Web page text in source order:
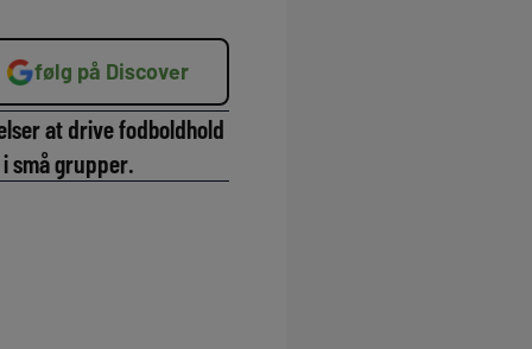
følg på Discover
at drive fodboldhold
små grupper.